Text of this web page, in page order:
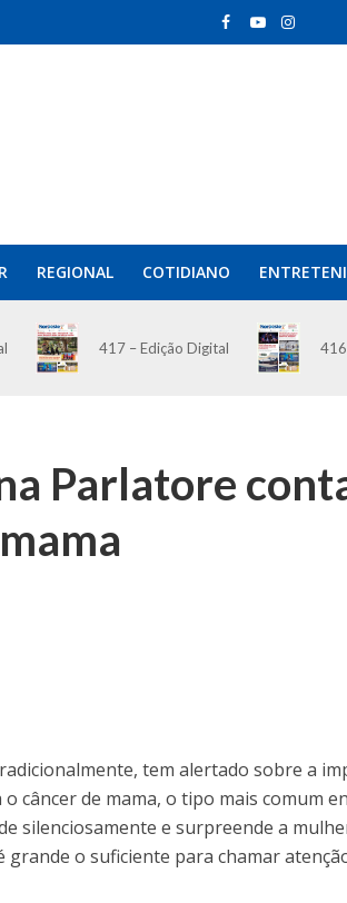
REGIONAL COTIDIANO
417 – Edição Digital
Parlatore
tem alertado sobre a
câncer de mama, o tipo mais comum
silenciosamente e surpreende a
grande o suficiente para chamar